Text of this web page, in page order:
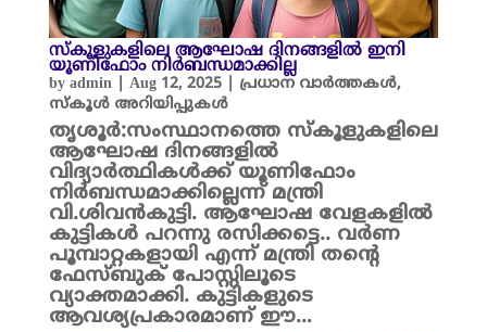
സ്‌കൂളുകളിലെ ആഘോഷ ദിനങ്ങളിൽ ഇനി
യൂണിഫോം നിർബന്ധമാക്കില്ല
by admin| Aug 12, 2025| പ്രധാന വാർത്തകൾ,
സ്കൂൾ അറിയിപ്പുകൾ
തൃശൂർ:സംസ്ഥാനത്തെ സ്‌കൂളുകളിലെ
ആഘോഷ ദിനങ്ങളിൽ
വിദ്യാർത്ഥികൾക്ക് യൂണിഫോം
നിർബന്ധമാക്കില്ലെന്ന് മന്ത്രി
വി.ശിവൻകുട്ടി. ആഘോഷ വേളകളിൽ
കുട്ടികൾ പറന്നു രസിക്കട്ടെ.. വർണ
പൂമ്പാറ്റകളായി എന്ന് മന്ത്രി തന്റെ
ഫേസ്ബുക് പോസ്റ്റിലൂടെ
വ്യാക്തമാക്കി. കുട്ടികളുടെ
ആവശ്യപ്രകാരമാണ് ഈ…